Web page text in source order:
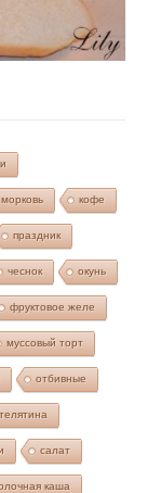
морковь кофе
праздник
чеснок окунь
фруктовое желе
муссовый торт
отбивные
телятина
салат
каша